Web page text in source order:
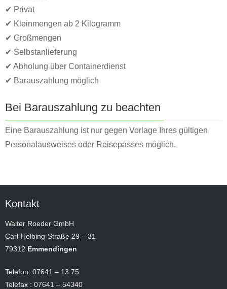
✔ Privat
✔ Kleinmengen ab 2 Kilogramm
✔ Großmengen
✔ Selbstanlieferung
✔ Abholung über Containerdienst
✔ Barauszahlung möglich
Bei Barauszahlung zu beachten
Eine Barauszahlung ist nur gegen Vorlage Ihres gültigen
Personalausweises oder Reisepasses möglich.
Kontakt
Walter Roeder GmbH
Carl-Helbing-Straße 29 – 31
79312 Emmendingen
Telefon: 07641 – 13 75
Telefax : 07641 – 54340